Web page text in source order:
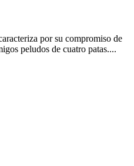
por su compromiso de
peludos de cuatro patas....